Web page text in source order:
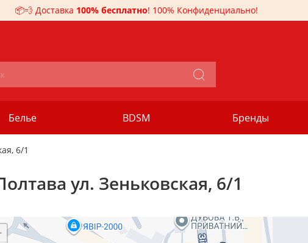
📦💨 Доставка 100% бесплатно! 100% Конфиденциально!
Белье BDSM Бренды
6/1
ул. Зеньковская, 6/1